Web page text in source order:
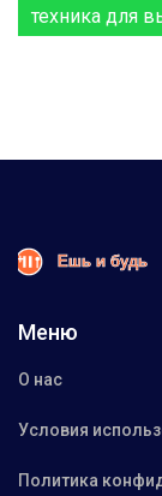
техника для
Меню
О нас
Условия
Политика